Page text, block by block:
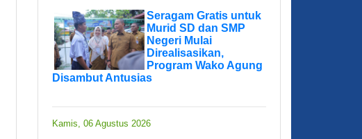
Seragam Gratis untuk
Murid SD dan SMP
Negeri Mulai
Direalisasikan,
Program Wako Agung
Disambut Antusias
Kamis, 06 Agustus 2026